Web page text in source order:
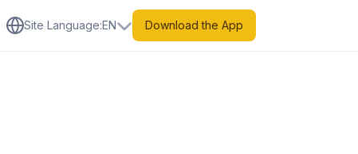
Site Language:EN Download the App